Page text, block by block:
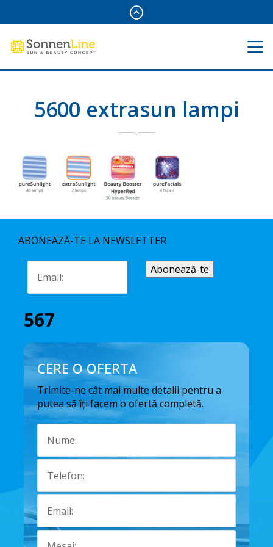
5600 extrasun lampi
ABONEAZĂ-TE LA NEWSLETTER
567
CERE O OFERTA
Trimite-ne cât mai multe detalii pentru a
putea să îți facem o ofertă completă.